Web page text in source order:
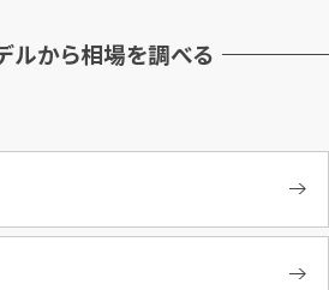
ルから相場を調べる